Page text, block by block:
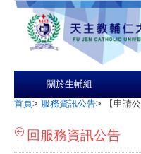
關於生輔組
首頁> 服務資訊公告> 【申請
回服務資訊公告